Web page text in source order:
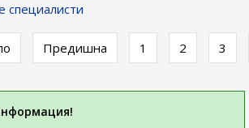
специалисти
Предишна 1 2 3